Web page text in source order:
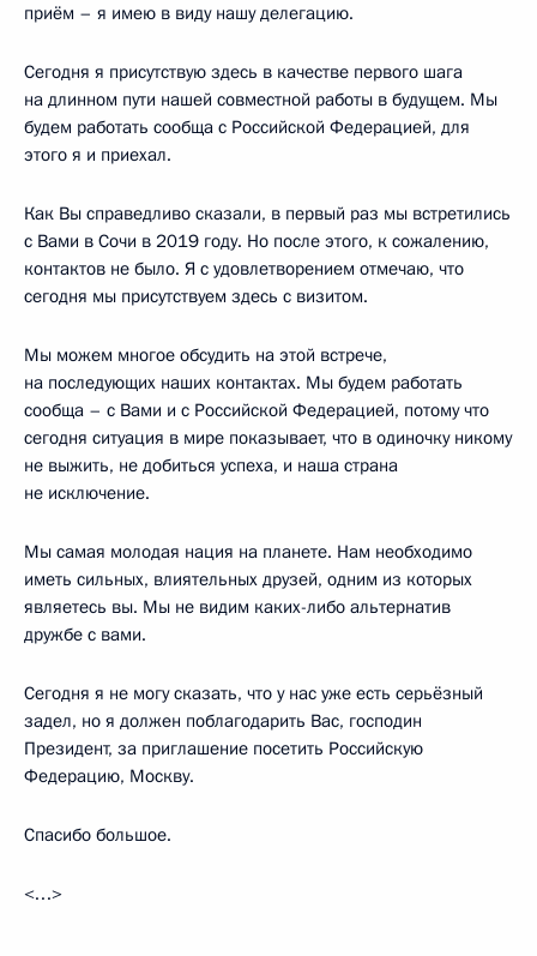
приём – я имею в виду нашу делегацию.
Сегодня я присутствую здесь в качестве первого шага
на длинном пути нашей совместной работы в будущем. Мы
будем работать сообща с Российской Федерацией, для
этого я и приехал.
Как Вы справедливо сказали, в первый раз мы встретились
с Вами в Сочи в 2019 году. Но после этого, к сожалению,
контактов не было. Я с удовлетворением отмечаю, что
сегодня мы присутствуем здесь с визитом.
Мы можем многое обсудить на этой встрече,
на последующих наших контактах. Мы будем работать
сообща – с Вами и с Российской Федерацией, потому что
сегодня ситуация в мире показывает, что в одиночку никому
не выжить, не добиться успеха, и наша страна
не исключение.
Мы самая молодая нация на планете. Нам необходимо
иметь сильных, влиятельных друзей, одним из которых
являетесь вы. Мы не видим каких-либо альтернатив
дружбе с вами.
Сегодня я не могу сказать, что у нас уже есть серьёзный
задел, но я должен поблагодарить Вас, господин
Президент, за приглашение посетить Российскую
Федерацию, Москву.
Спасибо большое.
<…>